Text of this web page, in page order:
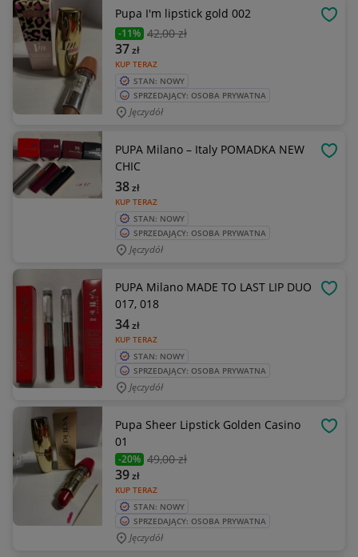
Pupa I'm lipstick gold 002
-11% 42,00 zł
KUP TERAZ
37zł
STAN: NOWY
SPRZEDAJĄCY: OSOBA PRYWATNA
Jęczydół
PUPA Milano – Italy POMADKA NEW
CHIC
KUP TERAZ
38zł
STAN: NOWY
SPRZEDAJĄCY: OSOBA PRYWATNA
Jęczydół
PUPA Milano MADE TO LAST LIP DUO
017, 018
KUP TERAZ
34zł
STAN: NOWY
SPRZEDAJĄCY: OSOBA PRYWATNA
Jęczydół
Pupa Sheer Lipstick Golden Casino
01
-20% 49,00 zł
KUP TERAZ
39zł
STAN: NOWY
SPRZEDAJĄCY: OSOBA PRYWATNA
Jęczydół